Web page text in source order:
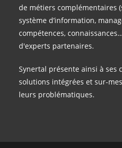
de métiers complémentaires
système d’information,
compétences,
d'experts partenaires.
Synertal présente ainsi à ses
solutions intégrées et sur-
leurs problématiques.